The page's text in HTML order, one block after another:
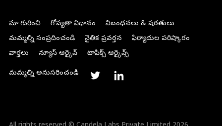
మా గురించి గోప్యతా విధానం
నిబంధనలు & షరతులు
మమ్మల్ని సంప్రదించండి
నైతిక ప్రవర్తన
ఫిర్యాదుల పరిష్కారం
వార్తలు
న్యూస్ ఆర్కైవ్ టాపిక్స్ ఆర్కైవ్స్
మమ్మల్ని అనుసరించండి